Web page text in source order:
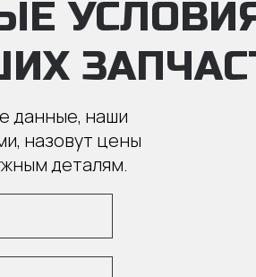
данные, наши
назовут цены
деталям.